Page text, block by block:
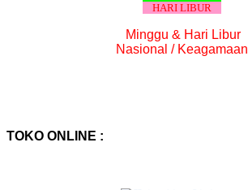
HARI LIBUR
Minggu & Hari Libur
Nasional / Keagamaan
TOKO ONLINE :